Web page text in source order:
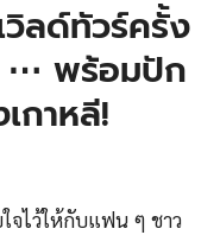
วิลด์ทัวร์ครั้ง
⋯ พร้อมปัก
กาหลี!
จไว้ให้กับแฟน ๆ ชาว